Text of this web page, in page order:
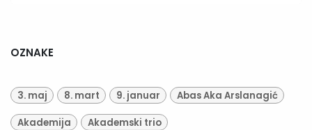
OZNAKE
3. maj 8. mart 9. januar Abas Aka Arslanagić
Akademija Akademski trio